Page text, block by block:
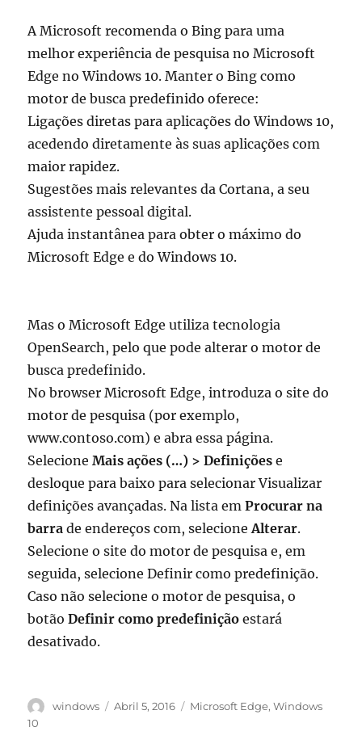
A Microsoft recomenda o Bing para uma
melhor experiência de pesquisa no Microsoft
Edge no Windows 10. Manter o Bing como
motor de busca predefinido oferece:
Ligações diretas para aplicações do Windows 10,
acedendo diretamente às suas aplicações com
maior rapidez.
Sugestões mais relevantes da Cortana, a seu
assistente pessoal digital.
Ajuda instantânea para obter o máximo do
Microsoft Edge e do Windows 10.
Mas o Microsoft Edge utiliza tecnologia
OpenSearch, pelo que pode alterar o motor de
busca predefinido.
No browser Microsoft Edge, introduza o site do
motor de pesquisa (por exemplo,
www.contoso.com) e abra essa página.
SelecioneMais ações (…) > Definições e
desloque para baixo para selecionar Visualizar
definições avançadas. Na lista emProcurar na
barra de endereços com, selecioneAlterar.
Selecione o site do motor de pesquisa e, em
seguida, selecione Definir como predefinição.
Caso não selecione o motor de pesquisa, o
botãoDefinir como predefinição estará
desativado.
Autor
windows
Publicado
Abril 5, 2016 Etiquetas
Microsoft Edge,Windows
10